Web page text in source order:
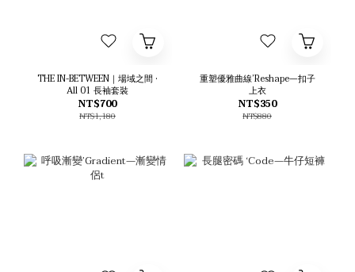
THE IN-BETWEEN｜場域之間 •
All 01 長袖套裝
NT$700
NT$1,180
重塑優雅曲線’Reshape—扣子
上衣
NT$350
NT$880